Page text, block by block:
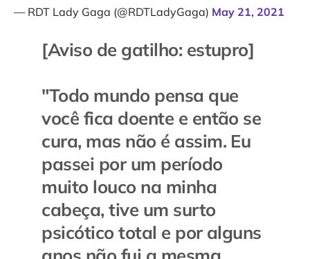
— RDT Lady Gaga (@RDTLadyGaga) May 21, 2021
[Aviso de gatilho: estupro]
"Todo mundo pensa que
você fica doente e então se
cura, mas não é assim. Eu
passei por um período
muito louco na minha
cabeça, tive um surto
psicótico total e por alguns